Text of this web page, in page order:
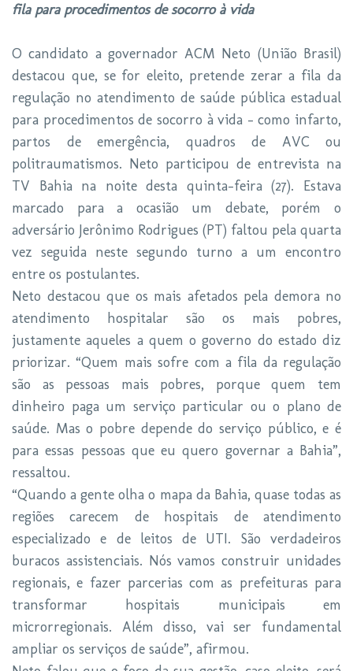
fila para procedimentos de socorro à vida
O candidato a governador ACM Neto (União Brasil)
destacou que, se for eleito, pretende zerar a fila da
regulação no atendimento de saúde pública estadual
para procedimentos de socorro à vida – como infarto,
partos de emergência, quadros de AVC ou
politraumatismos. Neto participou de entrevista na
TV Bahia na noite desta quinta-feira (27). Estava
marcado para a ocasião um debate, porém o
adversário Jerônimo Rodrigues (PT) faltou pela quarta
vez seguida neste segundo turno a um encontro
entre os postulantes.
Neto destacou que os mais afetados pela demora no
atendimento hospitalar são os mais pobres,
justamente aqueles a quem o governo do estado diz
priorizar. “Quem mais sofre com a fila da regulação
são as pessoas mais pobres, porque quem tem
dinheiro paga um serviço particular ou o plano de
saúde. Mas o pobre depende do serviço público, e é
para essas pessoas que eu quero governar a Bahia”,
ressaltou.
“Quando a gente olha o mapa da Bahia, quase todas as
regiões carecem de hospitais de atendimento
especializado e de leitos de UTI. São verdadeiros
buracos assistenciais. Nós vamos construir unidades
regionais, e fazer parcerias com as prefeituras para
transformar hospitais municipais em
microrregionais. Além disso, vai ser fundamental
ampliar os serviços de saúde”, afirmou.